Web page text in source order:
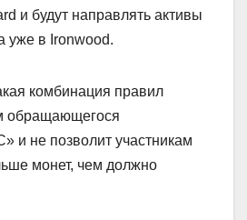
и будут направлять активы
уже в Ironwood.
комбинация правил
обращающегося
и не позволит участникам
монет, чем должно